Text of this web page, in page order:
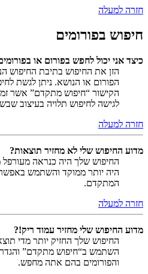
חזרה למעלה
חיפוש בפורומים
כיצד אני יכול לחפש בפורום או
הזן את החיפוש בתיבת החיפוש
הפורום או הנושא. ניתן לגשת
הקישור “חיפוש מתקדם” אשר
לגישה לחיפוש תלויה בעיצוב
חזרה למעלה
מדוע החיפוש שלי לא מחזיר תוצאות?
החיפוש שלך היה כנראה מעורפל
היה יותר ממוקד והשתמש
המתקדם.
חזרה למעלה
מדוע החיפוש שלי מחזיר עמוד ריק!?
החיפוש שלך החזיק יותר מדי
השתמש ב“חיפוש מתקדם”
והפורומים בהם אתה מחפש.